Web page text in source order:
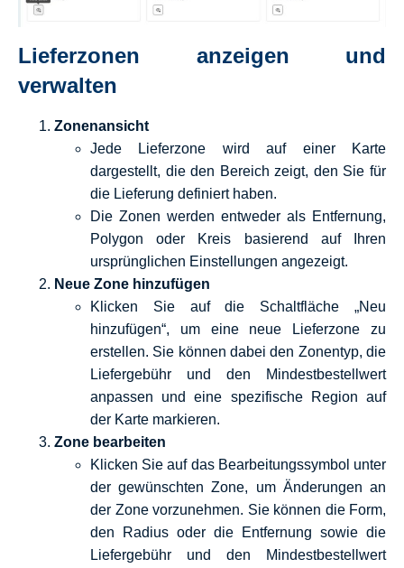
Lieferzonen anzeigen und
verwalten
Zonenansicht
Jede Lieferzone wird auf einer Karte
dargestellt, die den Bereich zeigt, den Sie für
die Lieferung definiert haben.
Die Zonen werden entweder als Entfernung,
Polygon oder Kreis basierend auf Ihren
ursprünglichen Einstellungen angezeigt.
Neue Zone hinzufügen
Klicken Sie auf die Schaltfläche „Neu
hinzufügen“, um eine neue Lieferzone zu
erstellen. Sie können dabei den Zonentyp, die
Liefergebühr und den Mindestbestellwert
anpassen und eine spezifische Region auf
der Karte markieren.
Zone bearbeiten
Klicken Sie auf das Bearbeitungssymbol unter
der gewünschten Zone, um Änderungen an
der Zone vorzunehmen. Sie können die Form,
den Radius oder die Entfernung sowie die
Liefergebühr und den Mindestbestellwert